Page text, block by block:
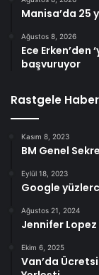
Manisa’da 25
Ağustos 8, 2026
Ece Erken’den
başvuruyor
Rastgele
Kasım 8, 2023
BM Genel
Eylül 18, 2023
Google
Ağustos 21, 2024
Jennifer
Ekim 6, 2025
Van’da